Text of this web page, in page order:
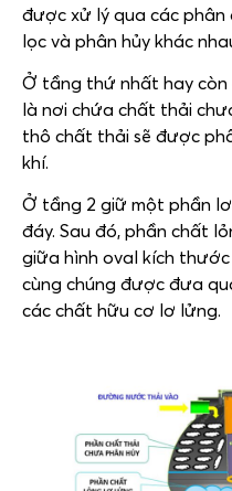
được xử lý qua các
lọc và phân hủy khác
Ở tầng thứ nhất hay còn
là nơi chứa chất thải
thô chất thải sẽ được
khí.
Ở tầng 2 giữ một phần
đáy. Sau đó, phần chất
giữa hình oval kích thước
cùng chúng được đưa
các chất hữu cơ lơ lửng.